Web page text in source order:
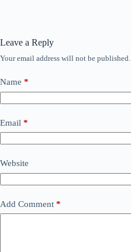
Leave a Reply
Your email address will not be published.
Name *
Email *
Website
Add Comment *